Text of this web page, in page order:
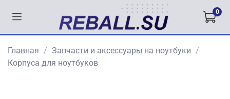
0
Главная
Запчасти и аксессуары на ноутбуки
Корпуса для ноутбуков